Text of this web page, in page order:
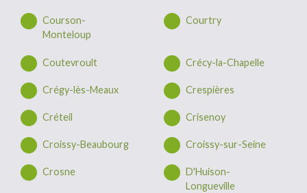
Courson-
Monteloup
Courtry
Coutevroult Crécy-la-Chapelle
Crégy-lès-Meaux Crespières
Créteil Crisenoy
Croissy-Beaubourg Croissy-sur-Seine
Crosne
D'Huison-
Longueville